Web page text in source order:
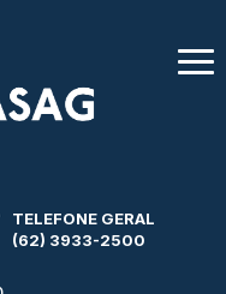
TELEFONE GERAL
(62) 3933-2500